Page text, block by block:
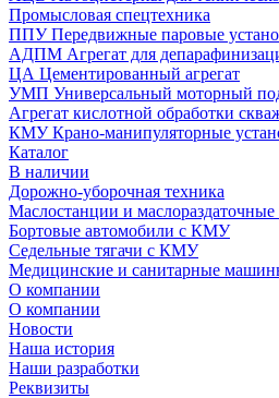
Промысловая спецтехника
ППУ Передвижные паровые
АДПМ Агрегат для
ЦА Цементированный агрегат
УМП Универсальный моторный
Агрегат кислотной обработки
КМУ Крано-манипуляторные
Каталог
В наличии
Дорожно-уборочная техника
Маслостанции и
Бортовые автомобили с КМУ
Седельные тягачи с КМУ
Медицинские и санитарные
О компании
О компании
Новости
Наша история
Наши разработки
Реквизиты